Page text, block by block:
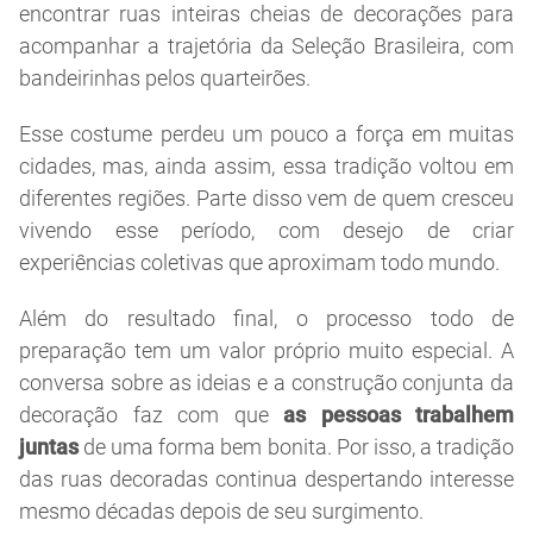
encontrar ruas inteiras cheias de decorações para
acompanhar a trajetória da Seleção Brasileira, com
bandeirinhas pelos quarteirões.
Esse costume perdeu um pouco a força em muitas
cidades, mas, ainda assim, essa tradição voltou em
diferentes regiões. Parte disso vem de quem cresceu
vivendo esse período, com desejo de criar
experiências coletivas que aproximam todo mundo.
Além do resultado final, o processo todo de
preparação tem um valor próprio muito especial. A
conversa sobre as ideias e a construção conjunta da
decoração faz com que as pessoas trabalhem
juntasde uma forma bem bonita. Por isso, a tradição
das ruas decoradas continua despertando interesse
mesmo décadas depois de seu surgimento.